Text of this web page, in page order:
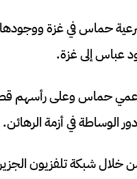
حماس في غزة ووجودها
عباس إلى غزة.
حماس وعلى رأسهم
الوساطة في أزمة الرهائن.
شبكة تلفزيون